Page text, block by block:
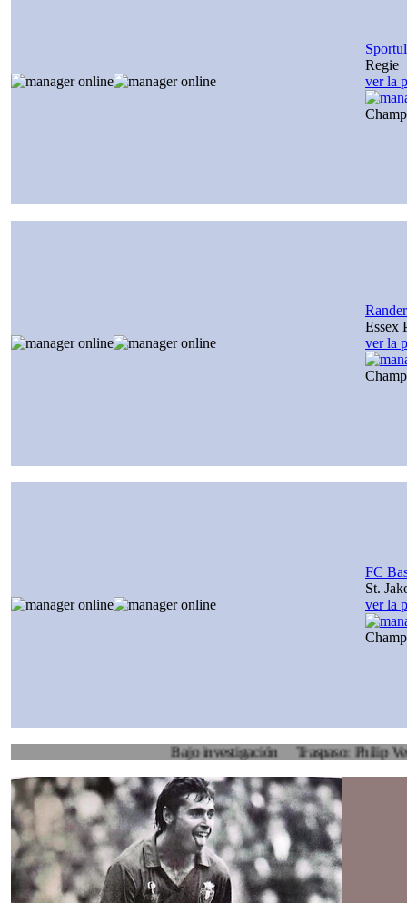
Regie
ver la
Essex
ver la
FC
St.
ver la
Bajo investigación Traspaso: Philip Veenhuis,